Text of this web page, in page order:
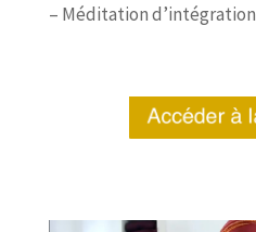
– Méditation d’intégration